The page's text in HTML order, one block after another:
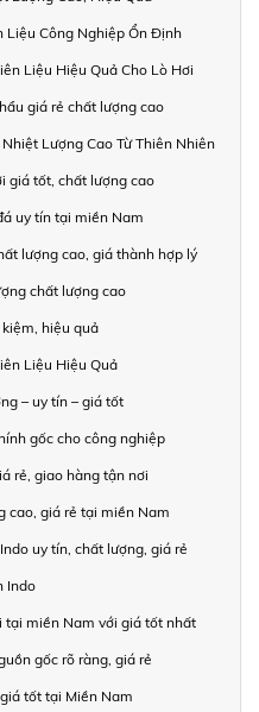
Liệu Công Nghiệp Ổn Định
Liệu Hiệu Quả Cho Lò Hơi
giá rẻ chất lượng cao
Lượng Cao Từ Thiên Nhiên
giá tốt, chất lượng cao
uy tín tại miền Nam
lượng cao, giá thành hợp lý
chất lượng cao
hiệu quả
Liệu Hiệu Quả
– uy tín – giá tốt
gốc cho công nghiệp
rẻ, giao hàng tận nơi
cao, giá rẻ tại miền Nam
uy tín, chất lượng, giá rẻ
Indo
tại miền Nam với giá tốt nhất
gốc rõ ràng, giá rẻ
tốt tại Miền Nam